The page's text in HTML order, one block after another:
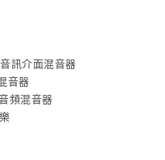
訊介面混音器
音器
頻混音器